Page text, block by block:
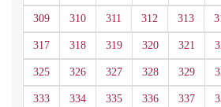
309 310 311 312 313
317 318 319 320 321
325 326 327 328 329
333 334 335 336 337